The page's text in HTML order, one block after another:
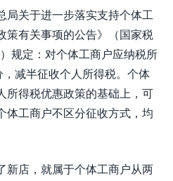
局关于进一步落实支持个体工
策有关事项的公告》（国家税
规定：对个体工商户应纳税所
减半征收个人所得税。个体
所得税优惠政策的基础上，可
体工商户不区分征收方式，均
新店，就属于个体工商户从两